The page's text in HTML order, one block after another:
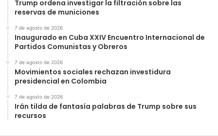
Trump ordena investigar la filtración sobre las
reservas de municiones
7 de agosto de 2026
Inaugurado en Cuba XXIV Encuentro Internacional de
Partidos Comunistas y Obreros
7 de agosto de 2026
Movimientos sociales rechazan investidura
presidencial en Colombia
7 de agosto de 2026
Irán tilda de fantasía palabras de Trump sobre sus
recursos